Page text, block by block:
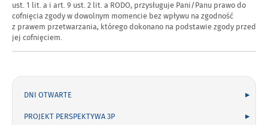
ust. 1 lit. a i art. 9 ust. 2 lit. a RODO, przysługuje Pani/Panu prawo do
cofnięcia zgody w dowolnym momencie bez wpływu na zgodność
z prawem przetwarzania, którego dokonano na podstawie zgody przed
jej cofnięciem.
Menu
boczne
DNI OTWARTE
PROJEKT PERSPEKTYWA 3P